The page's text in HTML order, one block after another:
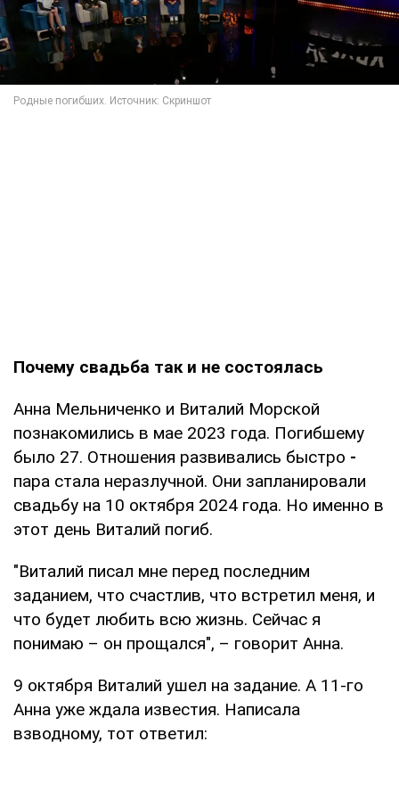
Почему свадьба так и не состоялась
Анна Мельниченко и Виталий Морской
познакомились в мае 2023 года. Погибшему
было 27. Отношения развивались быстро -
пара стала неразлучной. Они запланировали
свадьбу на 10 октября 2024 года. Но именно в
этот день Виталий погиб.
"Виталий писал мне перед последним
заданием, что счастлив, что встретил меня, и
что будет любить всю жизнь. Сейчас я
понимаю – он прощался", – говорит Анна.
9 октября Виталий ушел на задание. А 11-го
Анна уже ждала известия. Написала
взводному, тот ответил: